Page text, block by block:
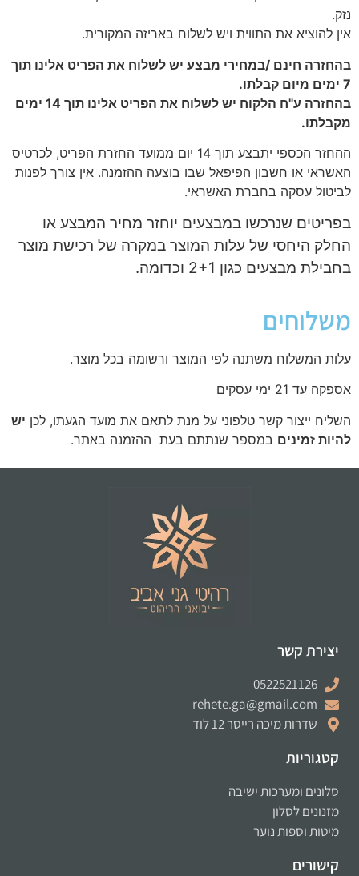
נזק.
אין להוציא את התווית ויש לשלוח באריזה המקורית.
בהחזרה חינם /במחירי מבצע יש לשלוח את הפריט אלינו תוך
7 ימים מיום קבלתו.
בהחזרה ע"ח הלקוח יש לשלוח את הפריט אלינו תוך 14 ימים
מקבלתו.
ההחזר הכספי יתבצע תוך 14 יום ממועד החזרת הפריט, לכרטיס
האשראי או חשבון הפיפאל שבו בוצעה ההזמנה. אין צורך לפנות
לביטול עסקה בחברת האשראי.
בפריטים שנרכשו במבצעים יוחזר מחיר המבצע או
החלק היחסי של עלות המוצר במקרה של רכישת מוצר
בחבילת מבצעים כגון 2+1 וכדומה.
משלוחים
עלות המשלוח משתנה לפי המוצר ורשומה בכל מוצר.
אספקה עד 21 ימי עסקים
השליח ייצור קשר טלפוני על מנת לתאם את מועד הגעתו, לכן יש
להיות זמינים במספר שנתתם בעת ההזמנה באתר.
יצירת קשר
0522521126
rehete.ga@gmail.com
שדרות מיכה רייסר 12 לוד
קטגוריות
סלונים ומערכות ישיבה
מזנונים לסלון
מיטות וספות נוער
קישורים